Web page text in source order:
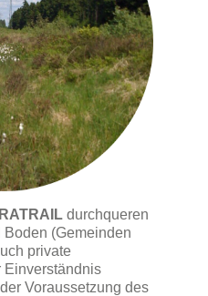
durchqueren
(Gemeinden
private
Einverständnis
Voraussetzung des